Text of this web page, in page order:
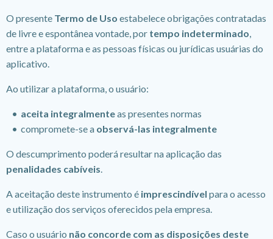
O presente Termo de Uso estabelece obrigações contratadas
de livre e espontânea vontade, por tempo indeterminado,
entre a plataforma e as pessoas físicas ou jurídicas usuárias do
aplicativo.
Ao utilizar a plataforma, o usuário:
aceita integralmenteas presentes normas
compromete-se a observá-las integralmente
O descumprimento poderá resultar na aplicação das
penalidades cabíveis.
A aceitação deste instrumento é imprescindível para o acesso
e utilização dos serviços oferecidos pela empresa.
Caso o usuário não concorde com as disposições deste